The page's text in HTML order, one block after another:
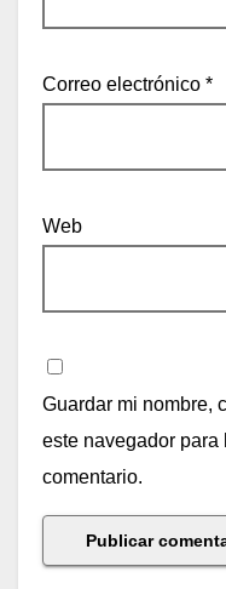
Correo electrónico *
Web
Guardar mi nombre,
este navegador para
comentario.